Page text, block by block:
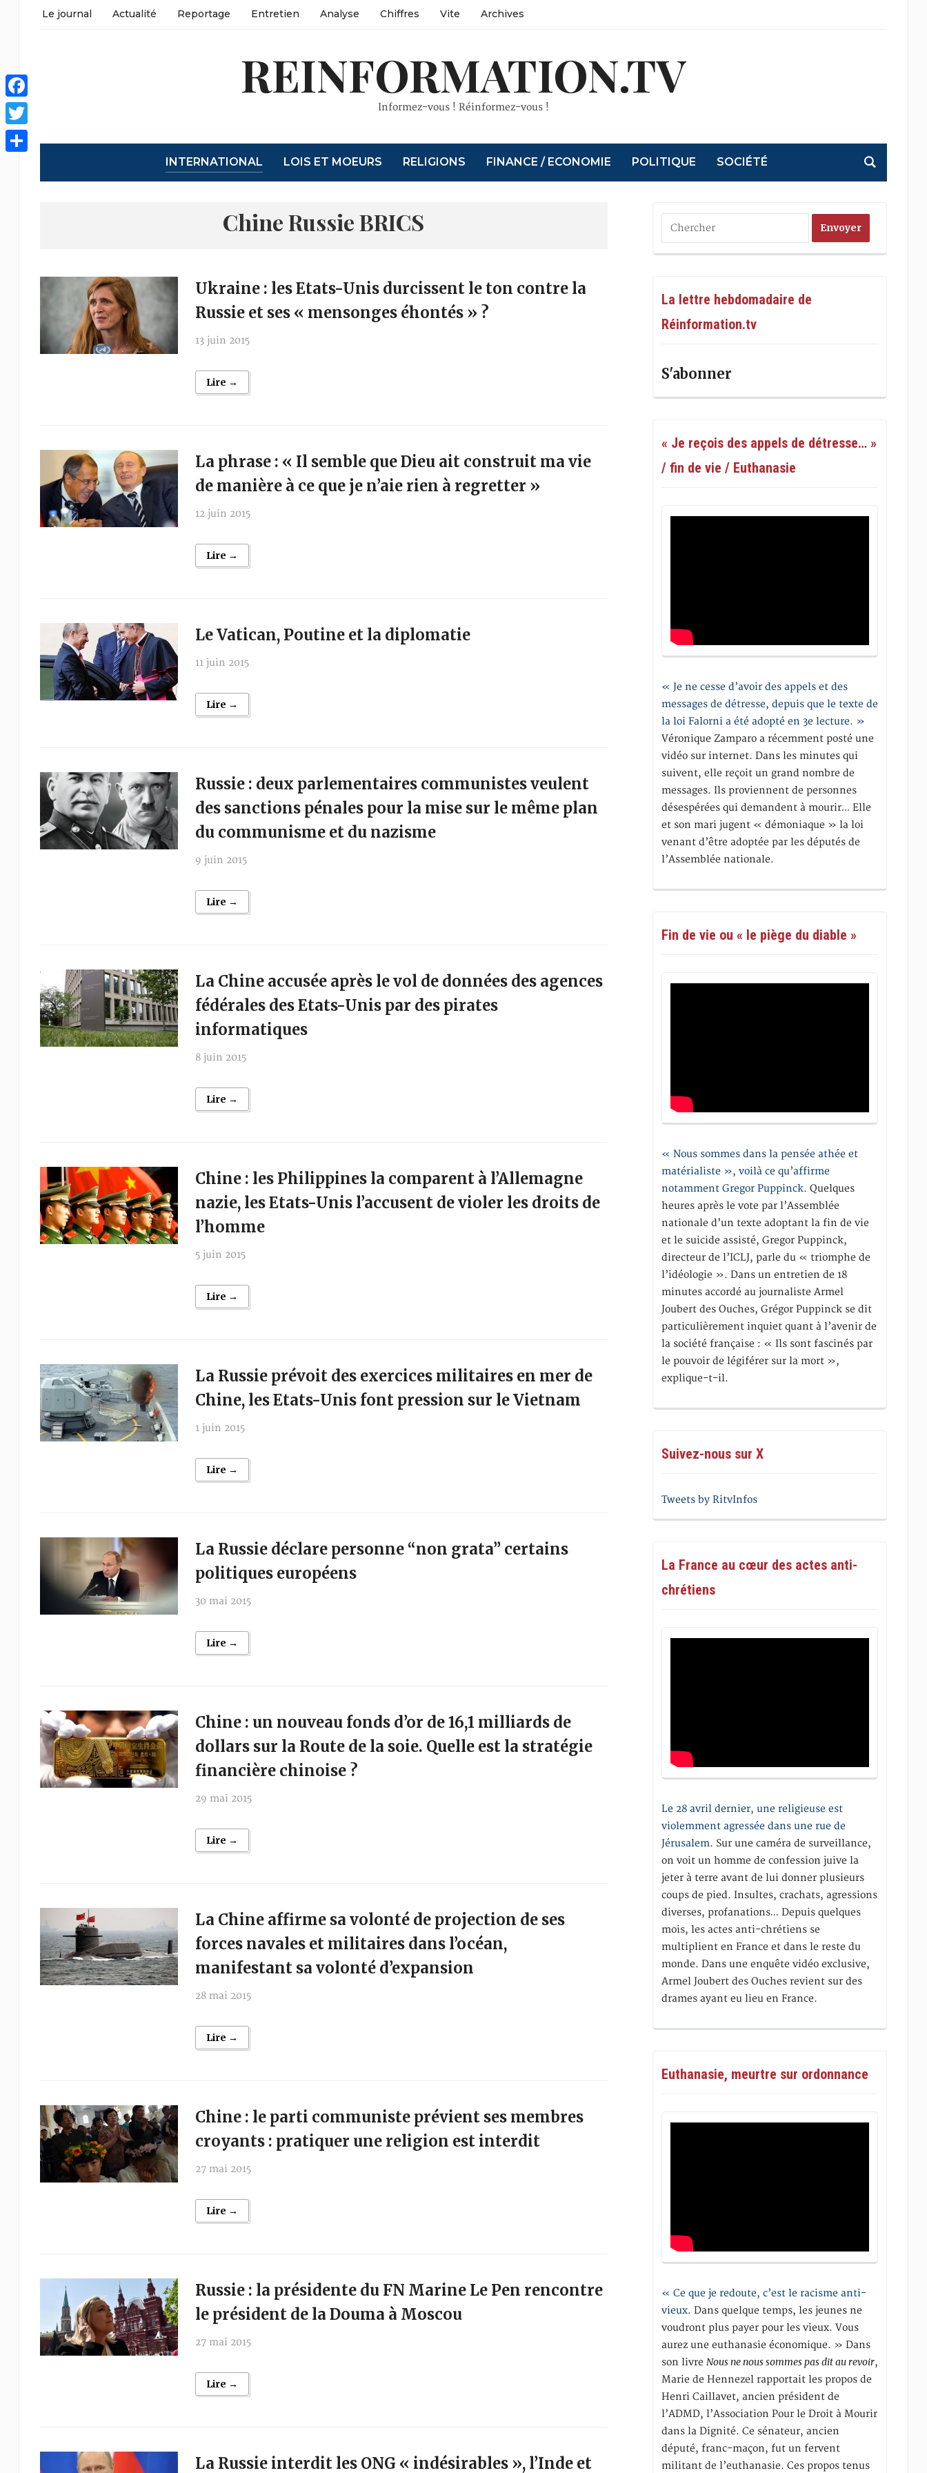
Le journal Actualité Reportage Entretien Analyse Chiffres Vite Archives
REINFORMATION.TV
Informez-vous ! Réinformez-vous !
INTERNATIONAL LOIS ET MOEURS RELIGIONS FINANCE / ECONOMIE POLITIQUE SOCIÉTÉ
Chine Russie BRICS
Ukraine : les Etats-Unis durcissent le ton contre la
Russie et ses « mensonges éhontés » ?
13 juin 2015
Lire →
La phrase : « Il semble que Dieu ait construit ma vie
de manière à ce que je n’aie rien à regretter »
12 juin 2015
Lire →
Le Vatican, Poutine et la diplomatie
11 juin 2015
Lire →
Russie : deux parlementaires communistes veulent
des sanctions pénales pour la mise sur le même plan
du communisme et du nazisme
9 juin 2015
Lire →
La Chine accusée après le vol de données des agences
fédérales des Etats-Unis par des pirates
informatiques
8 juin 2015
Lire →
Chine : les Philippines la comparent à l’Allemagne
nazie, les Etats-Unis l’accusent de violer les droits de
l’homme
5 juin 2015
Lire →
La Russie prévoit des exercices militaires en mer de
Chine, les Etats-Unis font pression sur le Vietnam
1 juin 2015
Lire →
La Russie déclare personne “non grata” certains
politiques européens
30 mai 2015
Lire →
Chine : un nouveau fonds d’or de 16,1 milliards de
dollars sur la Route de la soie. Quelle est la stratégie
financière chinoise ?
29 mai 2015
Lire →
La Chine affirme sa volonté de projection de ses
forces navales et militaires dans l’océan,
manifestant sa volonté d’expansion
28 mai 2015
Lire →
Chine : le parti communiste prévient ses membres
croyants : pratiquer une religion est interdit
27 mai 2015
Lire →
Russie : la présidente du FN Marine Le Pen rencontre
le président de la Douma à Moscou
27 mai 2015
Lire →
La Russie interdit les ONG « indésirables », l’Inde et
La lettre hebdomadaire de
Réinformation.tv
S'abonner
« Je reçois des appels de détresse… »
/ fin de vie / Euthanasie
« Je ne cesse d’avoir des appels et des
messages de détresse, depuis que le texte de
la loi Falorni a été adopté en 3e lecture. »
Véronique Zamparo a récemment posté une
vidéo sur internet. Dans les minutes qui
suivent, elle reçoit un grand nombre de
messages. Ils proviennent de personnes
désespérées qui demandent à mourir… Elle
et son mari jugent « démoniaque » la loi
venant d’être adoptée par les députés de
l’Assemblée nationale.
Fin de vie ou « le piège du diable »
« Nous sommes dans la pensée athée et
matérialiste », voilà ce qu’affirme
notamment Gregor Puppinck. Quelques
heures après le vote par l’Assemblée
nationale d’un texte adoptant la fin de vie
et le suicide assisté, Gregor Puppinck,
directeur de l’ICLJ, parle du « triomphe de
l’idéologie ». Dans un entretien de 18
minutes accordé au journaliste Armel
Joubert des Ouches, Grégor Puppinck se dit
particulièrement inquiet quant à l’avenir de
la société française : « Ils sont fascinés par
le pouvoir de légiférer sur la mort »,
explique-t-il.
Suivez-nous sur X
Tweets by RitvInfos
La France au cœur des actes anti-
chrétiens
Le 28 avril dernier, une religieuse est
violemment agressée dans une rue de
Jérusalem. Sur une caméra de surveillance,
on voit un homme de confession juive la
jeter à terre avant de lui donner plusieurs
coups de pied. Insultes, crachats, agressions
diverses, profanations… Depuis quelques
mois, les actes anti-chrétiens se
multiplient en France et dans le reste du
monde. Dans une enquête vidéo exclusive,
Armel Joubert des Ouches revient sur des
drames ayant eu lieu en France.
Euthanasie, meurtre sur ordonnance
« Ce que je redoute, c’est le racisme anti-
vieux. Dans quelque temps, les jeunes ne
voudront plus payer pour les vieux. Vous
aurez une euthanasie économique. » Dans
son livreNous ne nous sommes pas dit au revoir,
Marie de Hennezel rapportait les propos de
Henri Caillavet, ancien président de
l’ADMD, l’Association Pour le Droit à Mourir
dans la Dignité. Ce sénateur, ancien
député, franc-maçon, fut un fervent
militant de l’euthanasie. Ces propos tenus
Facebook
Twitter